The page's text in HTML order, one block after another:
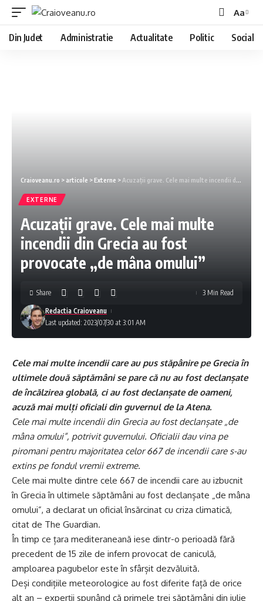
Aa
Din Judet Administratie Actualitate Politic Social
Craioveanu.ro > articole > Externe > Acuzații grave. Cele mai multe incendii din Grecia au fost provocate „de mâna omului”
EXTERNE
Acuzații grave. Cele mai multe
incendii din Grecia au fost
provocate „de mâna omului”
Last updated: 2023/07/30 at 3:01 AM
Redactia Craioveanu
Share 3 Min Read
Cele mai multe incendii care au pus stăpânire pe Grecia în
ultimele două săptămâni se pare că nu au fost declanșate
de încălzirea globală, ci au fost declanșate de oameni,
acuză mai mulți oficiali din guvernul de la Atena.
Cele mai multe incendii din Grecia au fost declanșate „de
mâna omului”, potrivit guvernului. Oficialii dau vina pe
piromani pentru majoritatea celor 667 de incendii care s-au
extins pe fondul vremii extreme.
Cele mai multe dintre cele 667 de incendii care au izbucnit
în Grecia în ultimele săptămâni au fost declanșate „de mâna
omului”, a declarat un oficial însărcinat cu criza climatică,
citat de The Guardian.
În timp ce țara mediteraneană iese dintr-o perioadă fără
precedent de 15 zile de infern provocat de caniculă,
amploarea pagubelor este în sfârșit dezvăluită.
Deși condițiile meteorologice au fost diferite față de orice
alt an – experții spunând că primele trei săptămâni din iulie